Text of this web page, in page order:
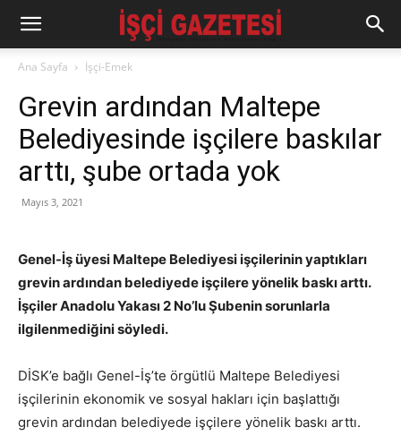
Ana Sayfa İşçi-Emek
Grevin ardından Maltepe
Belediyesinde işçilere baskılar
arttı, şube ortada yok
Mayıs 3, 2021
Genel-İş üyesi Maltepe Belediyesi işçilerinin yaptıkları
grevin ardından belediyede işçilere yönelik baskı arttı.
İşçiler Anadolu Yakası 2 No’lu Şubenin sorunlarla
ilgilenmediğini söyledi.
DİSK’e bağlı Genel-İş’te örgütlü Maltepe Belediyesi
işçilerinin ekonomik ve sosyal hakları için başlattığı
grevin ardından belediyede işçilere yönelik baskı arttı.